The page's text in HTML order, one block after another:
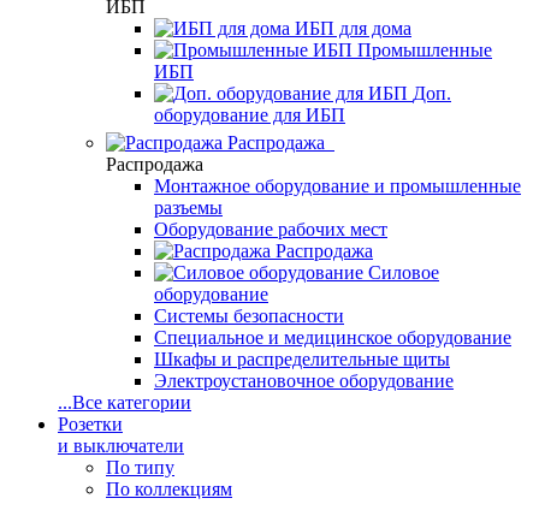
ИБП
ИБП для дома
Промышленные
ИБП
Доп.
оборудование для ИБП
Распродажа
Распродажа
Монтажное оборудование и промышленные
разъемы
Оборудование рабочих мест
Распродажа
Силовое
оборудование
Системы безопасности
Специальное и медицинское оборудование
Шкафы и распределительные щиты
Электроустановочное оборудование
...Все категории
Розетки
и выключатели
По типу
По коллекциям